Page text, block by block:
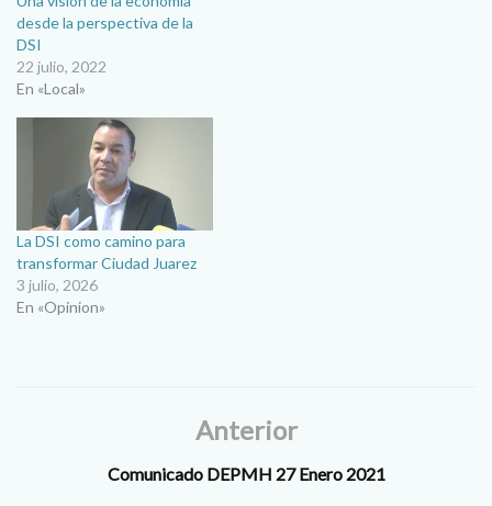
desde la perspectiva de la
DSI
22 julio, 2022
En «Local»
La DSI como camino para
transformar Ciudad Juarez
3 julio, 2026
En «Opinion»
Anterior
Comunicado DEPMH 27 Enero 2021